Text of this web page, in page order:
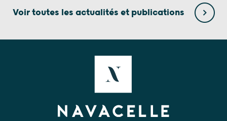
Voir toutes les actualités et publications